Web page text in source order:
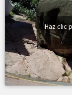
Haz clic